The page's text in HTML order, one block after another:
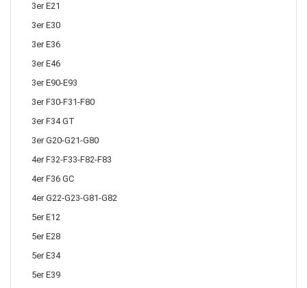
3er E21
3er E30
3er E36
3er E46
3er E90-E93
3er F30-F31-F80
3er F34 GT
3er G20-G21-G80
4er F32-F33-F82-F83
4er F36 GC
4er G22-G23-G81-G82
5er E12
5er E28
5er E34
5er E39